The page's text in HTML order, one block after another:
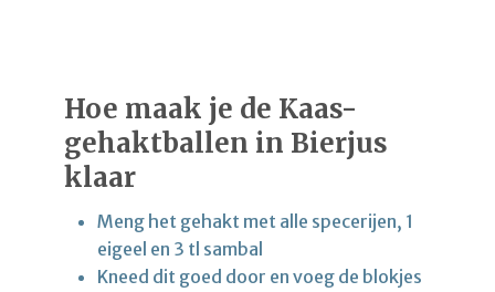
Hoe maak je de Kaas-
gehaktballen in Bierjus
klaar
Meng het gehakt met alle specerijen, 1
eigeel en 3 tl sambal
Kneed dit goed door en voeg de blokjes